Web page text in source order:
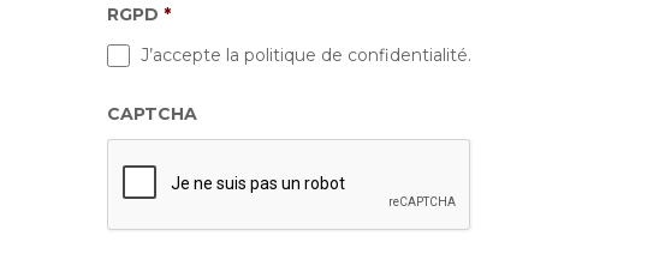
RGPD *
J’accepte la politique de confidentialité.
CAPTCHA